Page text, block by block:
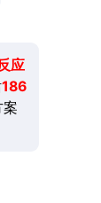
应
186